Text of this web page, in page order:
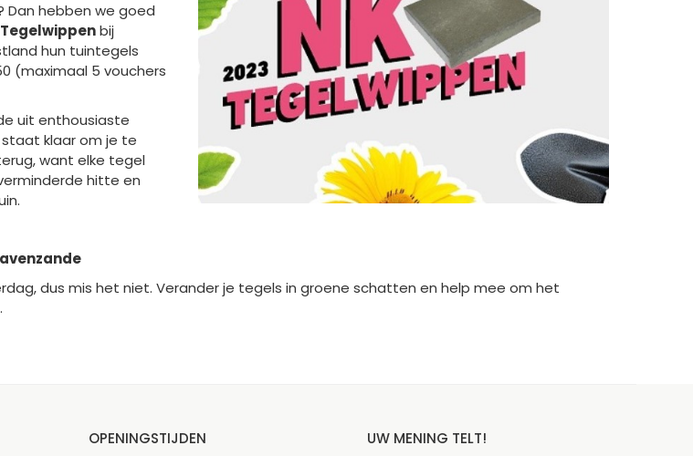
Dan hebben we goed
Tegelwippenbij
hun tuintegels
(maximaal 5 vouchers
uit enthousiaste
klaar om je te
want elke tegel
hitte en
dus mis het niet. Verander je tegels in groene schatten en help mee om het
OPENINGSTIJDEN UW MENING TELT!